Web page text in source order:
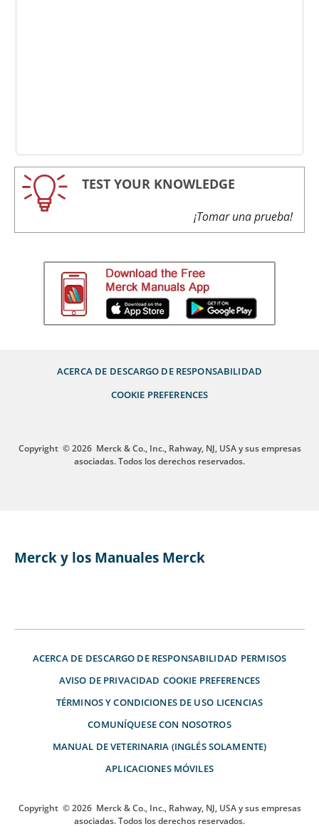
TEST YOUR KNOWLEDGE
¡Tomar una prueba!
ACERCA DE DESCARGO DE RESPONSABILIDAD
COOKIE PREFERENCES
Copyright © 2026 Merck & Co., Inc., Rahway, NJ, USA y sus empresas
asociadas. Todos los derechos reservados.
Merck y los Manuales Merck
ACERCA DE DESCARGO DE RESPONSABILIDAD PERMISOS
AVISO DE PRIVACIDAD COOKIE PREFERENCES
TÉRMINOS Y CONDICIONES DE USO LICENCIAS
COMUNÍQUESE CON NOSOTROS
MANUAL DE VETERINARIA (INGLÉS SOLAMENTE)
APLICACIONES MÓVILES
Copyright © 2026 Merck & Co., Inc., Rahway, NJ, USA y sus empresas
asociadas. Todos los derechos reservados.